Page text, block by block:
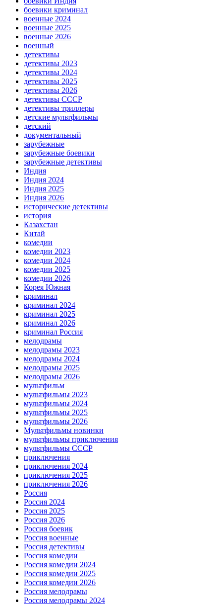
боевики криминал
военные 2024
военные 2025
военные 2026
военный
детективы
детективы 2023
детективы 2024
детективы 2025
детективы 2026
детективы СССР
детективы триллеры
детские мультфильмы
детский
документальный
зарубежные
зарубежные боевики
зарубежные детективы
Индия
Индия 2024
Индия 2025
Индия 2026
исторические детективы
история
Казахстан
Китай
комедии
комедии 2023
комедии 2024
комедии 2025
комедии 2026
Корея Южная
криминал
криминал 2024
криминал 2025
криминал 2026
криминал Россия
мелодрамы
мелодрамы 2023
мелодрамы 2024
мелодрамы 2025
мелодрамы 2026
мультфильм
мультфильмы 2023
мультфильмы 2024
мультфильмы 2025
мультфильмы 2026
Мультфильмы новинки
мультфильмы приключения
мультфильмы СССР
приключения
приключения 2024
приключения 2025
приключения 2026
Россия
Россия 2024
Россия 2025
Россия 2026
Россия боевик
Россия военные
Россия детективы
Россия комедии
Россия комедии 2024
Россия комедии 2025
Россия комедии 2026
Россия мелодрамы
Россия мелодрамы 2024